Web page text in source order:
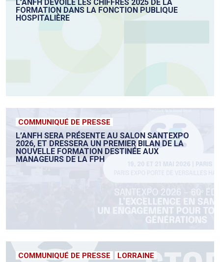
L’ANFH DÉVOILE LES CHIFFRES 2025 DE LA
FORMATION DANS LA FONCTION PUBLIQUE
HOSPITALIÈRE
COMMUNIQUÉ DE PRESSE
L’ANFH SERA PRÉSENTE AU SALON SANTEXPO
2026, ET DRESSERA UN PREMIER BILAN DE LA
NOUVELLE FORMATION DESTINÉE AUX
MANAGEURS DE LA FPH
COMMUNIQUÉ DE PRESSE LORRAINE